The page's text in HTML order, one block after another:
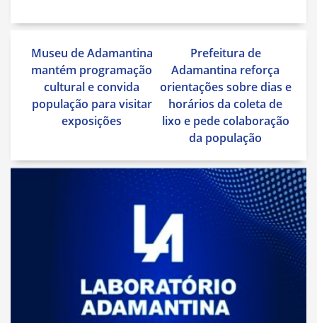
Navegação
de
Post
Museu de Adamantina
mantém programação
cultural e convida
população para visitar
exposições
Prefeitura de
Adamantina reforça
orientações sobre dias e
horários da coleta de
lixo e pede colaboração
da população